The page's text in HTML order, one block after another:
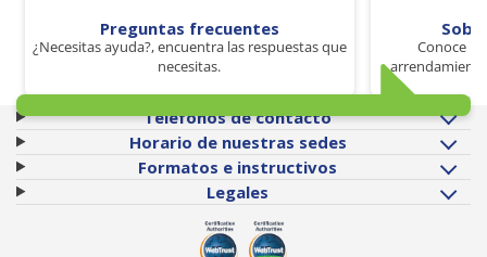
Preguntas frecuentes
¿Necesitas ayuda?, encuentra las respuestas que
necesitas.
Conoce
Teléfonos de contacto
Horario de nuestras sedes
Formatos e instructivos
Legales